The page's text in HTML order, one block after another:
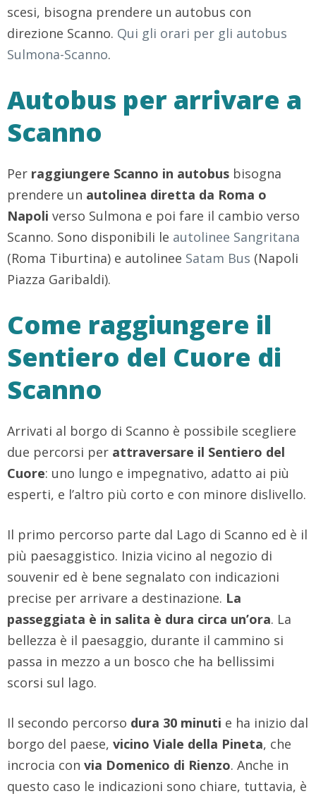
scesi, bisogna prendere un autobus con
direzione Scanno. Qui gli orari per gli autobus
Sulmona-Scanno.
Autobus per arrivare a
Scanno
Per raggiungere Scanno in autobus bisogna
prendere un autolinea diretta da Roma o
Napoli verso Sulmona e poi fare il cambio verso
Scanno. Sono disponibili le autolinee Sangritana
(Roma Tiburtina) e autolinee Satam Bus (Napoli
Piazza Garibaldi).
Come raggiungere il
Sentiero del Cuore di
Scanno
Arrivati al borgo di Scanno è possibile scegliere
due percorsi per attraversare il Sentiero del
Cuore: uno lungo e impegnativo, adatto ai più
esperti, e l’altro più corto e con minore dislivello.
Il primo percorso parte dal Lago di Scanno ed è il
più paesaggistico. Inizia vicino al negozio di
souvenir ed è bene segnalato con indicazioni
precise per arrivare a destinazione. La
passeggiata è in salita è dura circa un’ora. La
bellezza è il paesaggio, durante il cammino si
passa in mezzo a un bosco che ha bellissimi
scorsi sul lago.
Il secondo percorso dura 30 minuti e ha inizio dal
borgo del paese, vicino Viale della Pineta, che
incrocia con via Domenico di Rienzo. Anche in
questo caso le indicazioni sono chiare, tuttavia, è